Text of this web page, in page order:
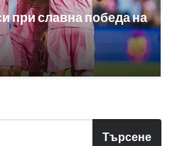
при славна победа на
Търсене